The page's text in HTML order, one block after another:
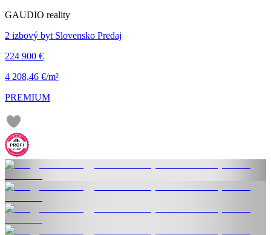
GAUDIO reality
2 izbový byt Slovensko Predaj
224 900 €
4 208,46 €/m²
PREMIUM